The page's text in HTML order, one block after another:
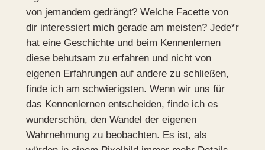
von jemandem gedrängt? Welche Facette von
dir interessiert mich gerade am meisten? Jede*r
hat eine Geschichte und beim Kennenlernen
diese behutsam zu erfahren und nicht von
eigenen Erfahrungen auf andere zu schließen,
finde ich am schwierigsten. Wenn wir uns für
das Kennenlernen entscheiden, finde ich es
wunderschön, den Wandel der eigenen
Wahrnehmung zu beobachten. Es ist, als